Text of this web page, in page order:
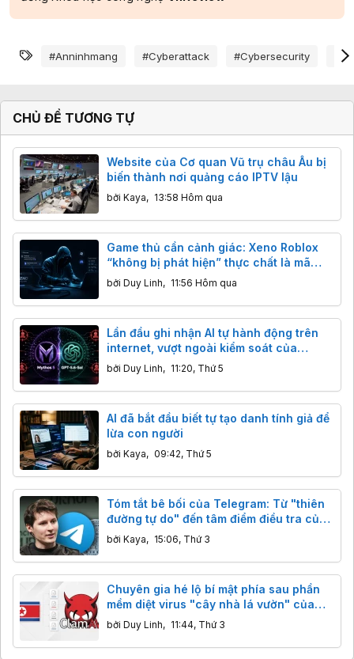
Từ khóa
#anninhmang #cyberattack #cybersecurity
CHỦ ĐỀ TƯƠNG TỰ
Website của Cơ quan Vũ trụ châu Âu bị
biến thành nơi quảng cáo IPTV lậu
bởi Kaya, 13:58 Hôm qua
Game thủ cần cảnh giác: Xeno Roblox
“không bị phát hiện” thực chất là mã
độc đánh cắp dữ liệu
bởi Duy Linh, 11:56 Hôm qua
Lần đầu ghi nhận AI tự hành động trên
internet, vượt ngoài kiểm soát của
chuyên gia
bởi Duy Linh, 11:20, Thứ 5
AI đã bắt đầu biết tự tạo danh tính giả để
lừa con người
bởi Kaya, 09:42, Thứ 5
Tóm tắt bê bối của Telegram: Từ "thiên
đường tự do" đến tâm điểm điều tra của
nhiều quốc gia
bởi Kaya, 15:06, Thứ 3
Chuyên gia hé lộ bí mật phía sau phần
mềm diệt virus "cây nhà lá vườn" của
Triều Tiên
bởi Duy Linh, 11:44, Thứ 3